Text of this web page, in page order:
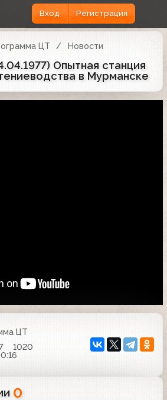
Вход Регистрация
ЦТ Новости
Опытная станция
в Мурманске
ЦТ
1020
0